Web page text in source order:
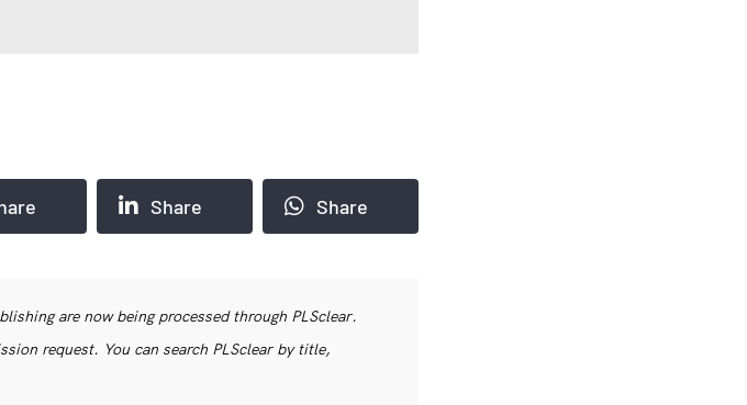
Share Share
are now being processed through PLSclear.
request. You can search PLSclear by title,